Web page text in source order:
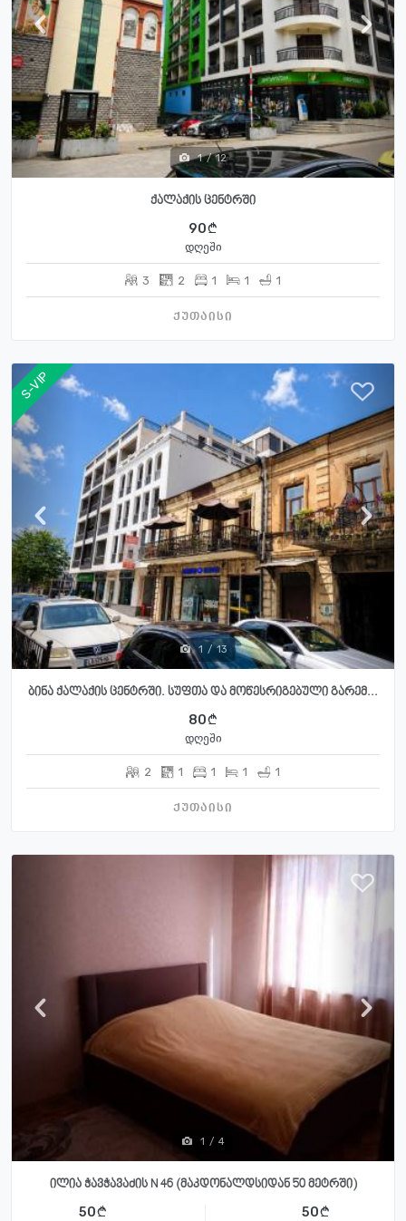
1 / 12
ქალაქის ცენტრში
90
დღეში
3 2 1 1 1
ქუთაისი
S-VIP
1 / 13
ბინა ქალაქის ცენტრში. სუფთა და მოწესრიგებული გარემ...
80
დღეში
2 1 1 1 1
ქუთაისი
1 / 4
ილია ჭავჭავაძის N 46 (მაკდონალდსიდან 50 მეტრში)
50
50